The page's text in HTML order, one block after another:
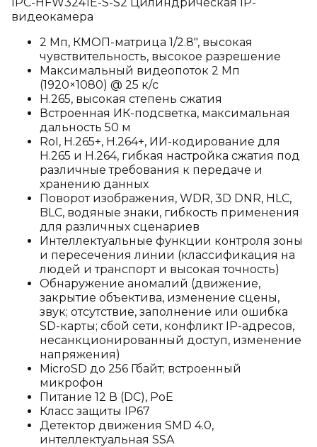
видеокамера
2 Мп, КМОП-матрица 1/2.8", высокая
чувствительность, высокое разрешение
Максимальный видеопоток 2 Мп
(1920×1080) @ 25 к/с
H.265, высокая степень сжатия
Встроенная ИК-подсветка, максимальная
дальность 50 м
RoI, H.265+, H.264+, ИИ-кодирование для
H.265 и H.264, гибкая настройка сжатия под
различные требования к передаче и
хранению данных
Поворот изображения, WDR, 3D DNR, HLC,
BLC, водяные знаки, гибкость применения
для различных сценариев
Интеллектуальные функции контроля зоны
и пересечения линии (классификация на
людей и транспорт и высокая точность)
Обнаружение аномалий (движение,
закрытие объектива, изменение сцены,
звук; отсутствие, заполнение или ошибка
SD-карты; сбой сети, конфликт IP-адресов,
несанкционированный доступ, изменение
напряжения)
MicroSD до 256 Гбайт; встроенный
микрофон
Питание 12 В (DC), PoE
Класс защиты IP67
Детектор движения SMD 4.0,
интеллектуальная SSA